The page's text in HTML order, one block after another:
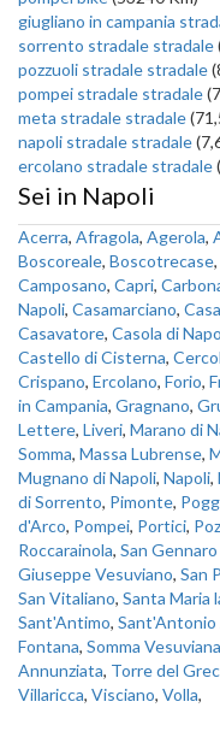
giugliano in campania
sorrento stradale stradale
pozzuoli stradale stradale
pompei stradale stradale
meta stradale stradale
napoli stradale stradale
ercolano stradale stradale
Sei in Napoli
Acerra, Afragola, Agerola,
Boscoreale, Boscotrecase,
Camposano, Capri,
Napoli, Casamarciano,
Casavatore, Casola di
Castello di Cisterna,
Crispano, Ercolano, Forio,
in Campania, Gragnano,
Lettere, Liveri, Marano di
Somma, Massa Lubrense,
Mugnano di Napoli, Napoli,
di Sorrento, Pimonte,
d'Arco, Pompei, Portici,
Roccarainola, San
Giuseppe Vesuviano, San
San Vitaliano, Santa Maria
Sant'Antimo,
Fontana, Somma Vesuviana
Annunziata, Torre del
Villaricca, Visciano, Volla,